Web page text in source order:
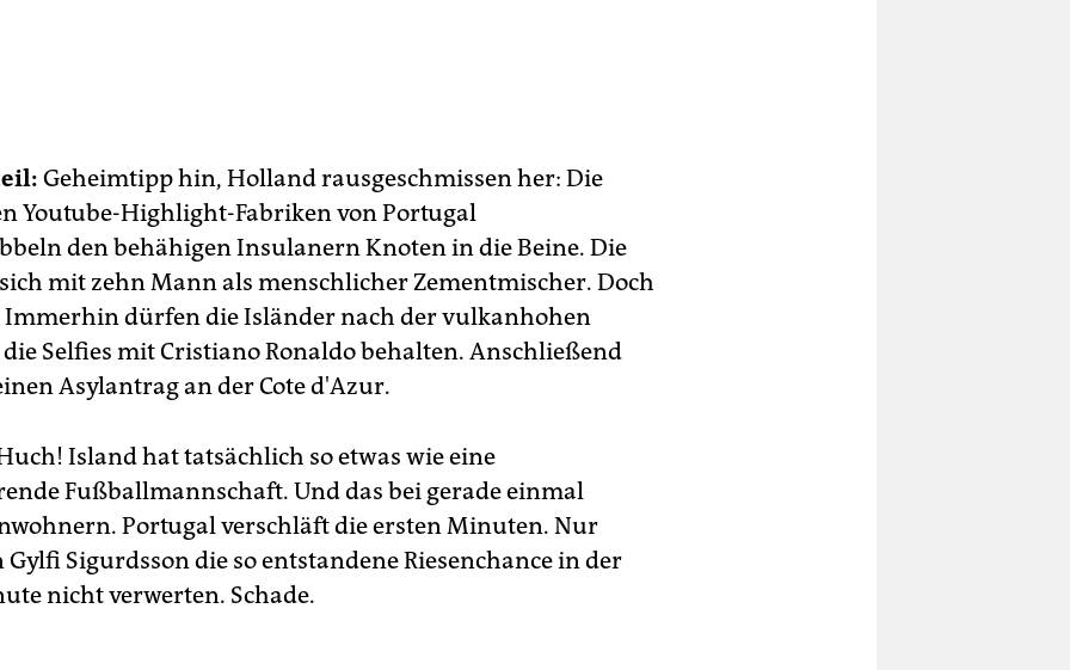
Geheimtipp hin, Holland rausgeschmissen her: Die
Youtube-Highlight-Fabriken von Portugal
den behähigen Insulanern Knoten in die Beine. Die
mit zehn Mann als menschlicher Zementmischer. Doch
Immerhin dürfen die Isländer nach der vulkanhohen
Selfies mit Cristiano Ronaldo behalten. Anschließend
Asylantrag an der Cote d'Azur.
Island hat tatsächlich so etwas wie eine
Fußballmannschaft. Und das bei gerade einmal
Portugal verschläft die ersten Minuten. Nur
Sigurdsson die so entstandene Riesenchance in der
nicht verwerten. Schade.